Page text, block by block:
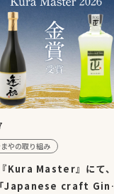
やの取り組み
Kura Master』にて
Japanese craft Gin